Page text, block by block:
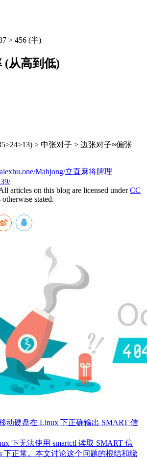
> 456 (半)
(从高到低)
> 中张对子 > 边张对子≈偏张
Mahjong/立直麻将牌理
articles on this blog are licensed underCC
otherwise stated.
动硬盘在 Linux 下正确输出 SMART 信
下无法使用 smartctl 读取 SMART 信
下正常。本文讨论这个问题的根结和绕